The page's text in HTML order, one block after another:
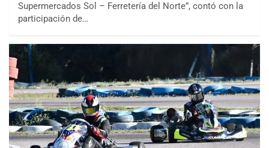
Supermercados Sol – Ferretería del Norte”, contó con la
participación de…